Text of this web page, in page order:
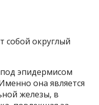
собой округлый
эпидермисом
она является
железы, в